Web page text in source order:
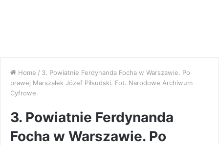
Home / 3. Powiatnie Ferdynanda Focha w Warszawie. Po
prawej Marszałek Józef Piłsudski. Fot. Narodowe Archiwum
Cyfrowe.
3. Powiatnie Ferdynanda
Focha w Warszawie. Po